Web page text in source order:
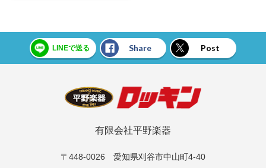
LINEで送る Share Post
有限会社平野楽器
〒448-0026 愛知県刈谷市中山町4-40